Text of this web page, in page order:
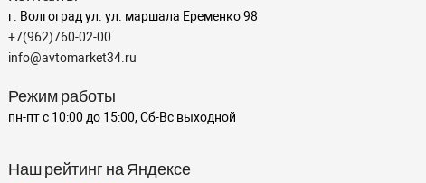
г. Волгоград ул. ул. маршала Еременко 98
+7(962)760-02-00
info@avtomarket34.ru
Режим работы
пн-пт с 10:00 до 15:00, Сб-Вс выходной
Наш рейтинг на Яндексе